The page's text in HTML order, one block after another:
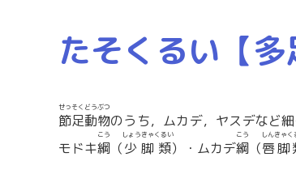
たそくるい【多
節足動物
せっそくどうぶつ
のうち，ムカデ，ヤスデなど
モドキ綱
こう
（少脚類
しょうきゃくるい
）・ムカデ綱
こう
（唇脚
しんきゃく